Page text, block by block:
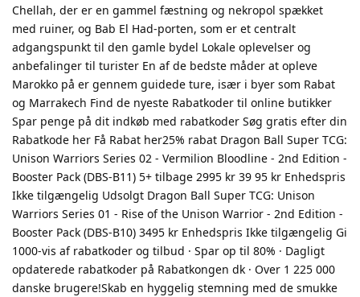
Chellah, der er en gammel fæstning og nekropol spækket
med ruiner, og Bab El Had-porten, som er et centralt
adgangspunkt til den gamle bydel Lokale oplevelser og
anbefalinger til turister En af de bedste måder at opleve
Marokko på er gennem guidede ture, især i byer som Rabat
og Marrakech Find de nyeste Rabatkoder til online butikker
Spar penge på dit indkøb med rabatkoder Søg gratis efter din
Rabatkode her Få Rabat her25% rabat Dragon Ball Super TCG:
Unison Warriors Series 02 - Vermilion Bloodline - 2nd Edition -
Booster Pack (DBS-B11) 5+ tilbage 2995 kr 39 95 kr Enhedspris
Ikke tilgængelig Udsolgt Dragon Ball Super TCG: Unison
Warriors Series 01 - Rise of the Unison Warrior - 2nd Edition -
Booster Pack (DBS-B10) 3495 kr Enhedspris Ikke tilgængelig Gi
1000-vis af rabatkoder og tilbud · Spar op til 80% · Dagligt
opdaterede rabatkoder på Rabatkongen dk · Over 1 225 000
danske brugere!Skab en hyggelig stemning med de smukke